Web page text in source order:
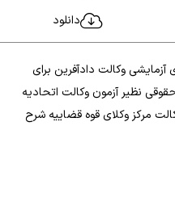
دانلود
وکالت دادآفرین برای
نظیر آزمون وکالت اتحادیه
مرکز وکلای قوه قضاییه شرح